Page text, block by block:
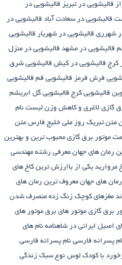
قالیشویی در تبریز قالیشویی در
قالیشویی در سعادت آباد قالیشویی در
شهرری قالیشویی در شهریار قالیشویی
قالیشویی در مشهد قالیشویی در منزل
کرج قالیشویی در کیش قالیشویی شرق
فرش قرمز قالیشویی قم قالیشویی
قالیشویی کرج قالیشویی گل ابریشم
گازی لاغری و کاهش وزن لیست نام
متن تبریک روز ملی خلیج فارس متن
موتور برق گازی محبوب ترین و بهترین
رمان های جهان معرفی رشته مهندسی
مروارید یکی از باارزش ترین کاخ های
های جهان معروف ترین رمان های
مغزهای کوچک زنگ زده منصرف شدن
برق گازی موتور های برق موتور های
اصیل ایرانی در شاهنامه نام های
پسرانه فارسی نام پسرانه فارسی
با کودک لوس نوع سبک زندگی